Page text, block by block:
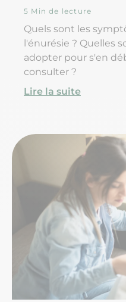
5 Min de lecture
Quels sont les
l'énurésie ? Quelles
adopter pour s'en
consulter ?
Lire la suite